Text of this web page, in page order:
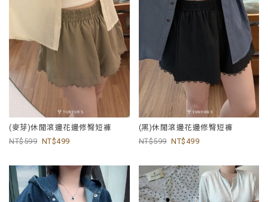
(麥芽)休閒滾邊花邊修臀短褲
599
499
(黑)休閒滾邊花邊修臀短褲
599
499